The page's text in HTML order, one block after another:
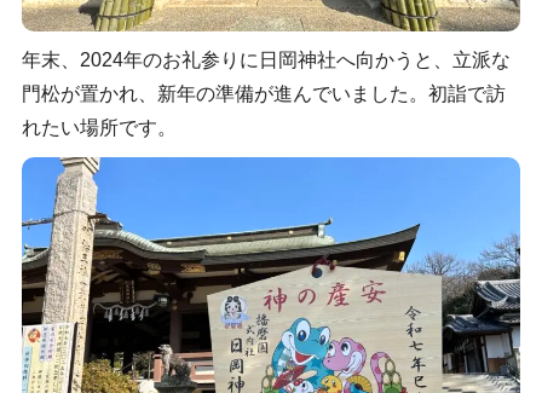
年末、2024年のお礼参りに日岡神社へ向かうと、立派な
門松が置かれ、新年の準備が進んでいました。初詣で訪
れたい場所です。